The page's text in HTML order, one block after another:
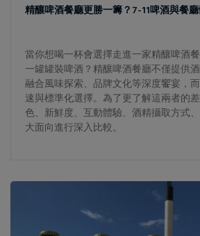
精釀啤酒餐廳更勝一籌？7-11啤酒與餐
當你想喝一杯會選擇走進一家精釀啤酒餐
一罐罐裝啤酒？精釀啤酒餐廳不僅提供
融合風味探索、品牌文化等深度饗宴，而
速與標準化選擇。為了更了解這兩者的
色、新鮮度、互動體驗、酒精攝取方式
大面向進行深入比較。